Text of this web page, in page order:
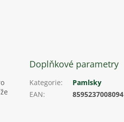
Doplňkové parametry
Kategorie:
Pamlsky
EAN: 8595237008094